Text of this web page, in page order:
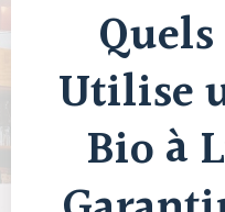
Utilise
Bio à